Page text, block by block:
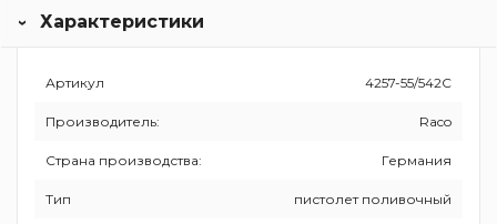
Характеристики
Артикул 4257-55/542С
Производитель: Raco
Страна производства: Германия
Тип пистолет поливочный